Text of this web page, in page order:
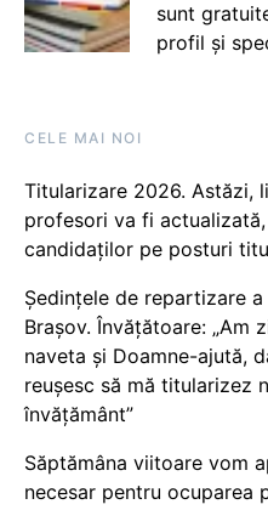
sunt
profil și
CELE MAI NOI
Titularizare 2026. Astăzi,
profesori va fi
candidaților pe posturi
Ședințele de repartizare
Brașov. Învățătoare: „Am
naveta și Doamne-ajută,
reușesc să mă titularizez
învățământ”
Săptămâna viitoare vom
necesar pentru ocuparea